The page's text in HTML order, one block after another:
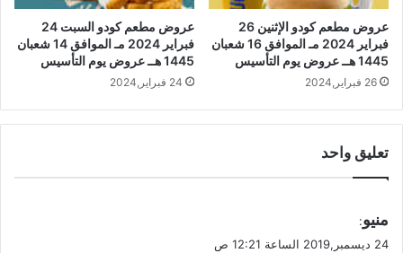
عروض مطعم كودو الإثنين 26
فبراير 2024 مـ الموافق 16 شعبان
1445 هــ عروض يوم التأسيس
26 فبراير,2024
عروض مطعم كودو السبت 24
فبراير 2024 مـ الموافق 14 شعبان
1445 هــ عروض يوم التأسيس
24 فبراير,2024
تعليق واحد
ق
منيو:
24 ديسمبر,2019 الساعة 12:21 ص